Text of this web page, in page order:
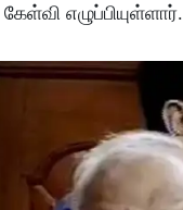
எழுப்பியுள்ளார்.